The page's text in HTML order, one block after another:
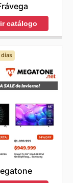
catálogo
días